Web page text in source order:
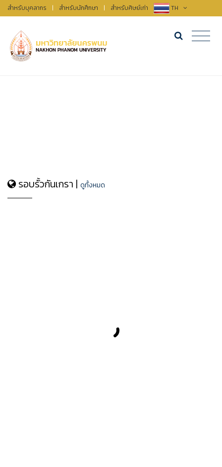
สำหรับบุคลากร | สำหรับนักศึกษา | สำหรับศิษย์เก่า TH
รอบรั้วกันเกรา | ดูทั้งหมด